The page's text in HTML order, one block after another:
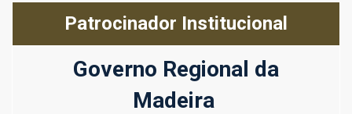
Patrocinador Institucional
Governo Regional da
Madeira